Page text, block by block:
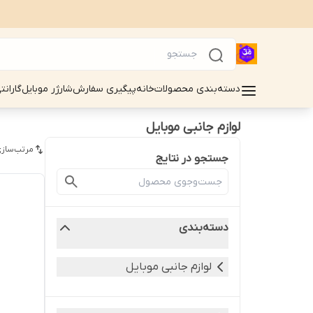
دسته‌بندی محصولاتخانهپیگیری سفارششارژر موبایل
لوازم جانبی موبایل
جستجو در نتایج
دسته‌بندی
لوازم جانبی موبایل